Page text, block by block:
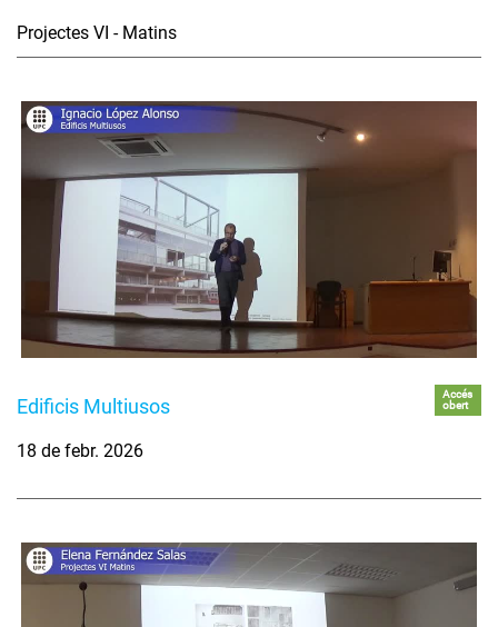
Projectes VI - Matins
Edificis Multiusos
Accés
obert
18 de febr. 2026